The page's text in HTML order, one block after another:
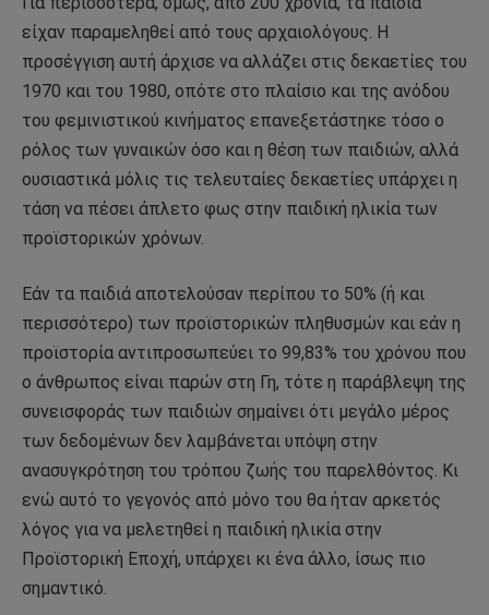
είχαν παραμεληθεί από τους αρχαιολόγους. Η
προσέγγιση αυτή άρχισε να αλλάζει στις δεκαετίες του
1970 και του 1980, οπότε στο πλαίσιο και της ανόδου
του φεμινιστικού κινήματος επανεξετάστηκε τόσο ο
ρόλος των γυναικών όσο και η θέση των παιδιών, αλλά
ουσιαστικά μόλις τις τελευταίες δεκαετίες υπάρχει η
τάση να πέσει άπλετο φως στην παιδική ηλικία των
προϊστορικών χρόνων.
Εάν τα παιδιά αποτελούσαν περίπου το 50% (ή και
περισσότερο) των προϊστορικών πληθυσμών και εάν η
προϊστορία αντιπροσωπεύει το 99,83% του χρόνου που
ο άνθρωπος είναι παρών στη Γη, τότε η παράβλεψη της
συνεισφοράς των παιδιών σημαίνει ότι μεγάλο μέρος
των δεδομένων δεν λαμβάνεται υπόψη στην
ανασυγκρότηση του τρόπου ζωής του παρελθόντος. Κι
ενώ αυτό το γεγονός από μόνο του θα ήταν αρκετός
λόγος για να μελετηθεί η παιδική ηλικία στην
Προϊστορική Εποχή, υπάρχει κι ένα άλλο, ίσως πιο
σημαντικό.